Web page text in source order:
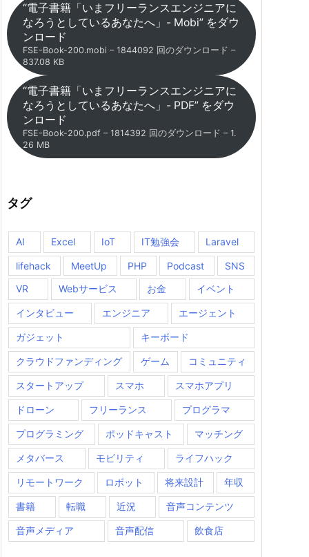
“電子書籍「いまフリーランスエンジニアに
なろうとしているあなたへ」- Mobi” をダウ
ンロード
FSE-Book-200.mobi – 1844092 回のダウンロード –
837.08 KB
“電子書籍「いまフリーランスエンジニアに
なろうとしているあなたへ」- PDF” をダウ
ンロード
FSE-Book-200.pdf – 1814392 回のダウンロード – 1.
26 MB
タグ
AI Excel IoT IT勉強会 Laravel
lifehack MeetUp PHP Podcast
SNS
VR
Webサービス お金 イベント
インタビュー エンジニア エージェント
ガジェット キーボード
クラウドファンディング ゲーム コミュニティ
スタートアップ スマホ スマホアプリ
ドローン フリーランス プログラマ
プログラミング ポッドキャスト マッチング
メタバース モビリティ ライフハック
リモートワーク ロボット 将来設計 年収
書籍 転職 近況 音声コンテンツ
音声メディア 音声配信 飲食店